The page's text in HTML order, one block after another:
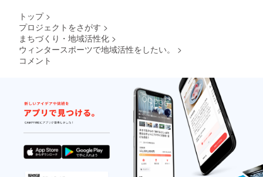
トップ >
プロジェクトをさがす >
まちづくり・地域活性化 >
ウィンタースポーツで地域活性をしたい。
>
コメント